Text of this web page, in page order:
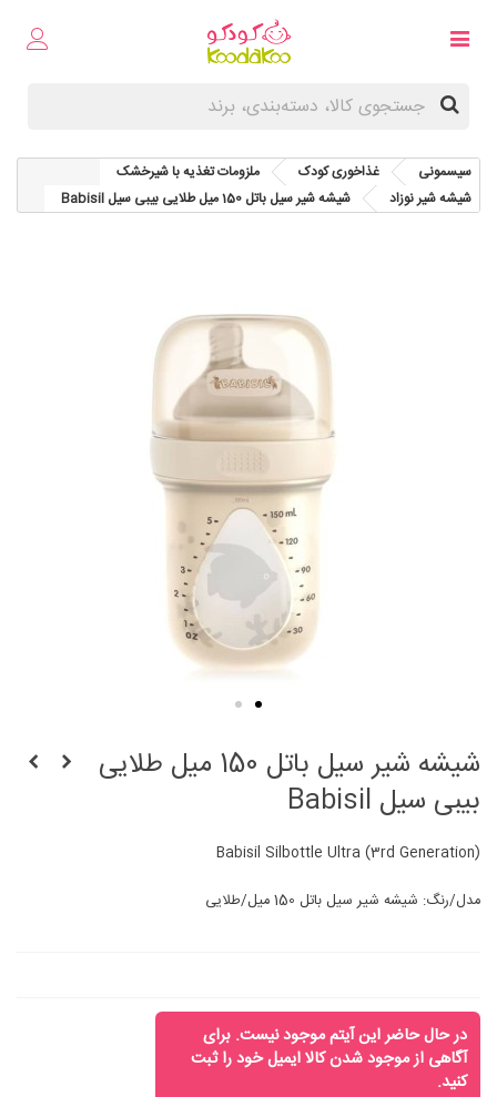
سیسمونی غذاخوری کودک
ملزومات تغذیه با شیرخشک
شیشه شیر نوزاد
شیشه شیر سیل باتل 150 میل طلایی بیبی سیل Babisil
شیشه شیر سیل باتل 150 میل طلایی
بیبی سیل Babisil
Babisil Silbottle Ultra (3rd Generation)
مدل/رنگ: شیشه شیر سیل باتل 150 میل/طلایی
در حال حاضر این آیتم موجود نیست. برای
آگاهی از موجود شدن کالا ایمیل خود را ثبت
کنید.